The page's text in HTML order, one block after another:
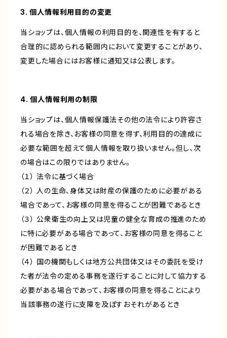
3. 個人情報利用目的の変更
当ショップは、個人情報の利用目的を、関連性を有すると
合理的に認められる範囲内において変更することがあり、
変更した場合にはお客様に通知又は公表します。
4. 個人情報利用の制限
当ショップは、個人情報保護法その他の法令により許容さ
れる場合を除き、お客様の同意を得ず、利用目的の達成に
必要な範囲を超えて個人情報を取り扱いません。但し、次
の場合はこの限りではありません。
（１） 法令に基づく場合
（２） 人の生命、身体又は財産の保護のために必要がある
場合であって、お客様の同意を得ることが困難であるとき
（３） 公衆衛生の向上又は児童の健全な育成の推進のため
に特に必要がある場合であって、お客様の同意を得ること
が困難であるとき
（４） 国の機関もしくは地方公共団体又はその委託を受け
た者が法令の定める事務を遂行することに対して協力する
必要がある場合であって、お客様の同意を得ることにより
当該事務の遂行に支障を及ぼすおそれがあるとき